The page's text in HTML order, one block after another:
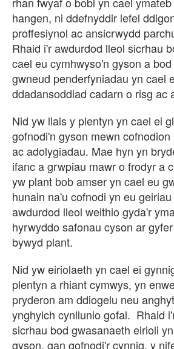
hangen, ni ddefnyddir lefel
proffesiynol ac ansicrwydd
Rhaid i'r awdurdod lleol sicrhau
cael eu cymhwyso'n gyson a
gwneud penderfyniadau yn cael
ddadansoddiad cadarn o risg ac
Nid yw llais y plentyn yn cael ei
gofnodi'n gyson mewn
ac adolygiadau. Mae hyn yn
ifanc a grwpiau mawr o frodyr a
yw plant bob amser yn cael eu
hunain na'u cofnodi yn eu
awdurdod lleol weithio gyda'r
hyrwyddo safonau cyson ar
bywyd plant.
Nid yw eiriolaeth yn cael ei
plentyn a rhiant cymwys, yn
pryderon am ddiogelu neu
ynghylch cynllunio gofal. Rhaid
sicrhau bod gwasanaeth eirioli
gyson, gan gofnodi'r cynnig, y